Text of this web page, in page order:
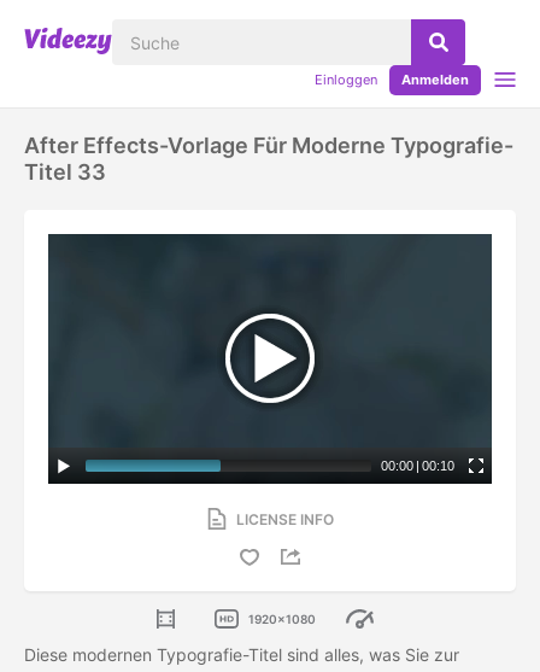
Einloggen Anmelden
After Effects-Vorlage Für Moderne Typografie-
Titel 33
00:00 | 00:10
LICENSE INFO
1920x1080
Diese modernen Typografie-Titel sind alles, was Sie zur